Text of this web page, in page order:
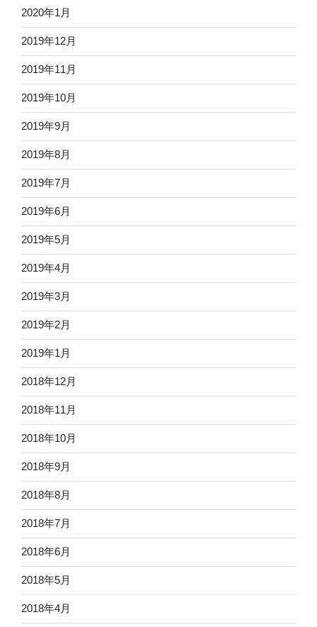
2020年1月
2019年12月
2019年11月
2019年10月
2019年9月
2019年8月
2019年7月
2019年6月
2019年5月
2019年4月
2019年3月
2019年2月
2019年1月
2018年12月
2018年11月
2018年10月
2018年9月
2018年8月
2018年7月
2018年6月
2018年5月
2018年4月